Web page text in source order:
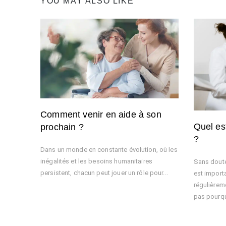
Comment venir en aide à son
prochain ?
Dans un monde en constante évolution, où les
inégalités et les besoins humanitaires
persistent, chacun peut jouer un rôle pour...
Quel
?
Sans
est
pas